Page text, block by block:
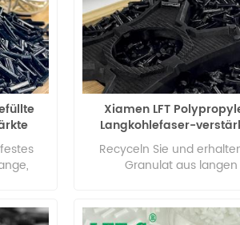
Xiamen LFT
Langkohlefaser-
Granulat für die
Automobilindustrie
Recyceln Sie und
Granulat aus langen